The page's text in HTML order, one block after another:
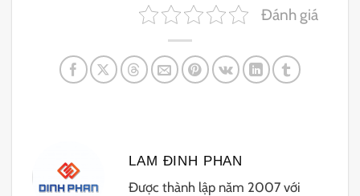
Đánh giá
LAM ĐINH PHAN
Được thành lập năm 2007 với